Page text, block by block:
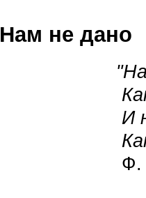
Нам не дано
Как
И нам
Как нам
Ф.